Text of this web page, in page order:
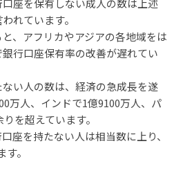
座を保有しない成人の数は上述
れています。
、アフリカやアジアの各地域をは
行口座保有率の改善が遅れてい
い人の数は、経済の急成長を遂
万人、インドで1億9100万人、パ
を超えています。
座を持たない人は相当数に上り、
。